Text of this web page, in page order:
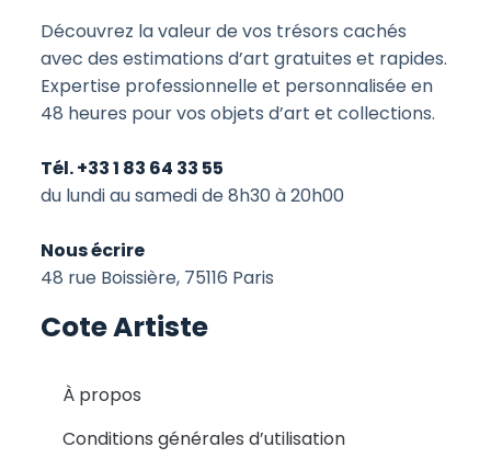
Découvrez la valeur de vos trésors cachés
avec des estimations d’art gratuites et rapides.
Expertise professionnelle et personnalisée en
48 heures pour vos objets d’art et collections.
Tél. +33 1 83 64 33 55
du lundi au samedi de 8h30 à 20h00
Nous écrire
48 rue Boissière, 75116 Paris
Cote Artiste
À propos
Conditions générales d’utilisation